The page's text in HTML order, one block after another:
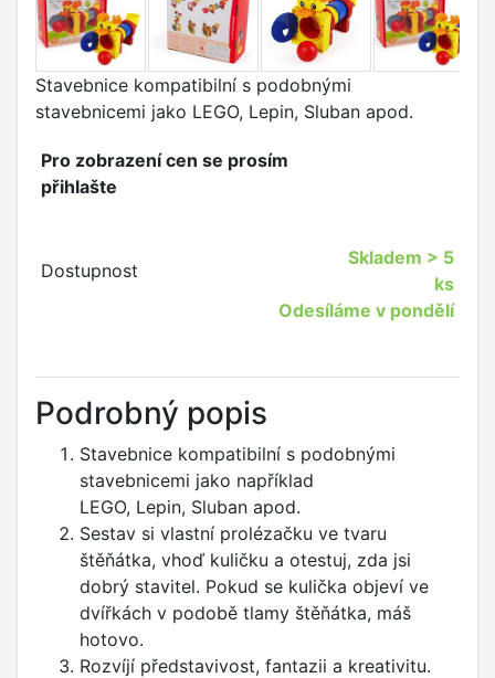
Stavebnice kompatibilní s podobnými
stavebnicemi jako LEGO, Lepin, Sluban apod.
Pro zobrazení cen se prosím
přihlašte
Dostupnost
Skladem > 5
ks
Odesíláme v pondělí
Podrobný popis
Stavebnice kompatibilní s podobnými
stavebnicemi jako například
LEGO, Lepin, Sluban apod.
Sestav si vlastní prolézačku ve tvaru
štěňátka, vhoď kuličku a otestuj, zda jsi
dobrý stavitel. Pokud se kulička objeví ve
dvířkách v podobě tlamy štěňátka, máš
hotovo.
Rozvíjí představivost, fantazii a kreativitu.